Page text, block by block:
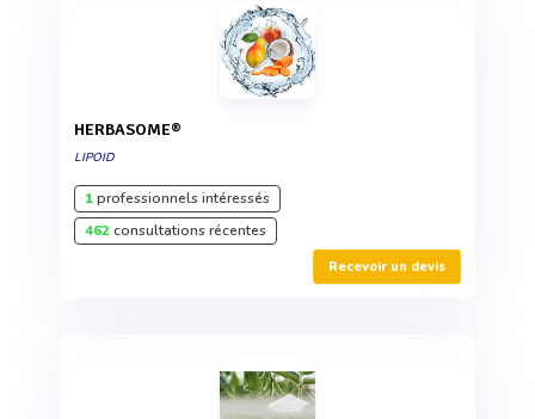
HERBASOME®
LIPOID
1professionnels intéressés
462consultations récentes
Recevoir un devis